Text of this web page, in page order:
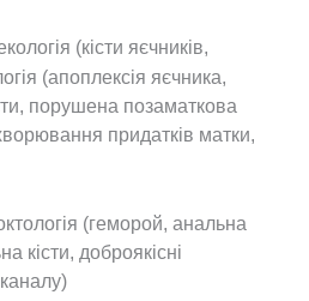
(кісти яєчників,
(апоплексія яєчника,
порушена позаматкова
придатків матки,
(геморой, анальна
кісти, доброякісні